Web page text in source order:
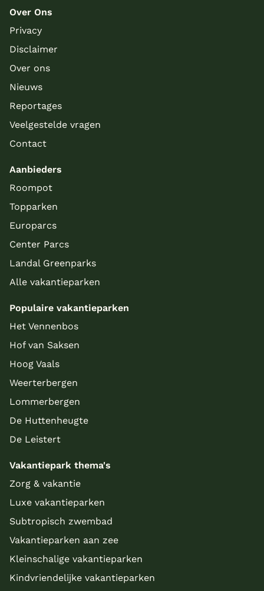
Over Ons
Privacy
Disclaimer
Over ons
Nieuws
Reportages
Veelgestelde vragen
Contact
Aanbieders
Roompot
Topparken
Europarcs
Center Parcs
Landal Greenparks
Alle vakantieparken
Populaire vakantieparken
Het Vennenbos
Hof van Saksen
Hoog Vaals
Weerterbergen
Lommerbergen
De Huttenheugte
De Leistert
Vakantiepark thema's
Zorg & vakantie
Luxe vakantieparken
Subtropisch zwembad
Vakantieparken aan zee
Kleinschalige vakantieparken
Kindvriendelijke vakantieparken